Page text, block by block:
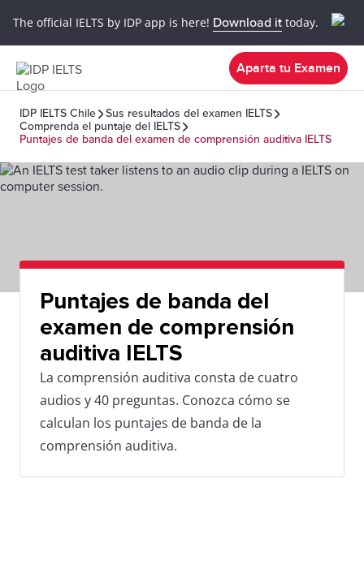
The official IELTS by IDP app is here! Download it today.
Aparta tu Examen
IDP IELTS Chile
Sus resultados del examen IELTS
Comprenda el puntaje del IELTS
Puntajes de banda del examen de comprensión auditiva IELTS
Puntajes de banda del
examen de comprensión
auditiva IELTS
La comprensión auditiva consta de cuatro
audios y 40 preguntas. Conozca cómo se
calculan los puntajes de banda de la
comprensión auditiva.